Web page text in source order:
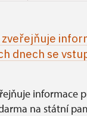
dnech se
informace
na státní